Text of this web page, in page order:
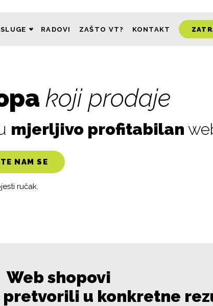
RADOVI ZAŠTO VT? KONTAKT
koji prodaje
mjerljivo profitabilan
NAM SE
ručak.
Web shopovi
pretvorili u konkretne